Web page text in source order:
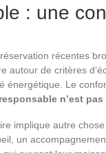
: une
récentes
autour de critères
énergétique. Le
n’est
implique autre
un